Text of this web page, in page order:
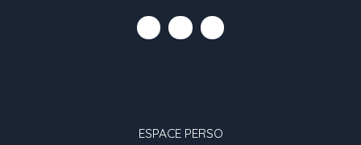
ESPACE PERSO